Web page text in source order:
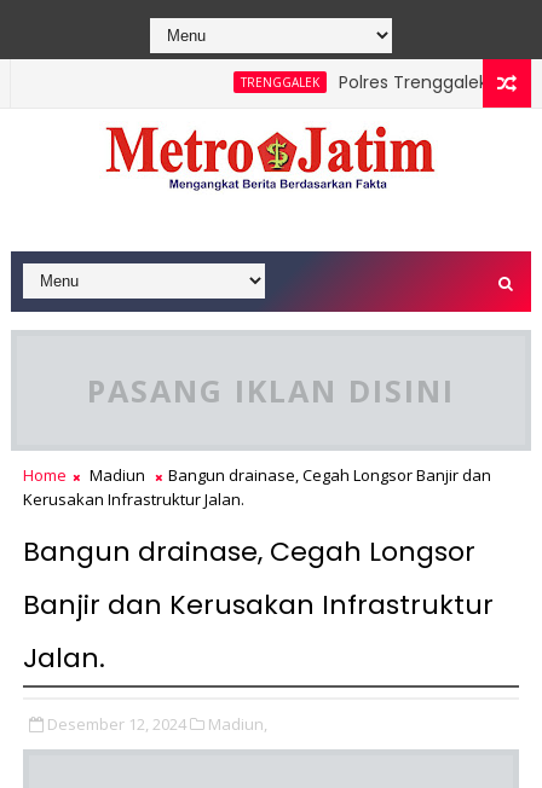
TRENGGALEK
Polres Trenggalek Padukan
Berhasil Dipadamkan, Masyarakat Diimbau Hentikan Praktik
PASANG IKLAN DISINI
Home Madiun
Bangun drainase, Cegah Longsor Banjir dan
Kerusakan Infrastruktur Jalan.
Bangun drainase, Cegah Longsor
Banjir dan Kerusakan Infrastruktur
Jalan.
Desember 12, 2024 Madiun,